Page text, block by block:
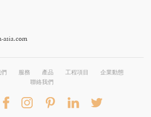
asia.com
服務 產品 工程項目
企業動態
聯絡我們